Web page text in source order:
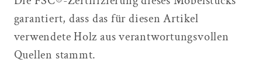
garantiert, dass das für diesen Artikel
verwendete Holz aus verantwortungsvollen
Quellen stammt.